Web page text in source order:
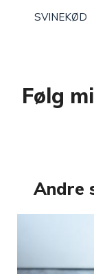
SVINEKØD
Følg
Andre